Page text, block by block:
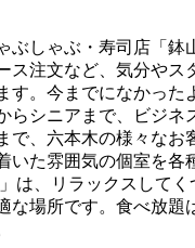
ぶしゃぶ・寿司店「鉢
ス注文など、気分やス
す。今までになかった
らシニアまで、ビジネ
で、六本木の様々なお
いた雰囲気の個室を各
は、リラックスして
な場所です。食べ放題